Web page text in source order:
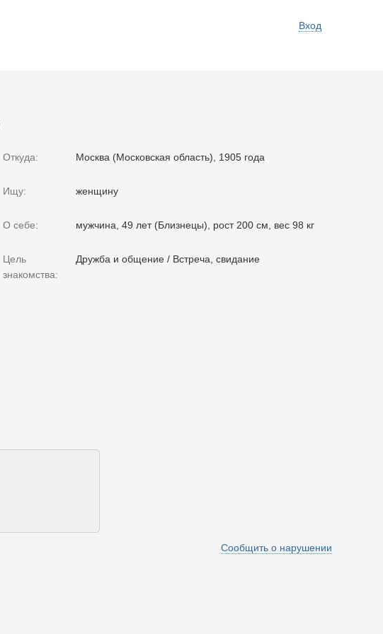
Вход
Откуда: Москва (Московская область), 1905 года
Ищу: женщину
О себе: мужчина, 49 лет (Близнецы), рост 200 см, вес 98 кг
Цель
знакомства:
Дружба и общение / Встреча, свидание
Сообщить о нарушении